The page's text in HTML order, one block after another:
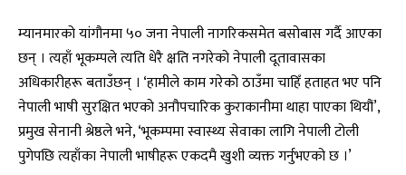
म्यानमारको यांगौनमा ५० जना नेपाली नागरिकसमेत बसोबास गर्दै आएका
छन् । त्यहाँ भूकम्पले त्यति धेरै क्षति नगरेको नेपाली दूतावासका
अधिकारीहरू बताउँछन् । ‘हामीले काम गरेको ठाउँमा चाहिँ हताहत भए पनि
नेपाली भाषी सुरक्षित भएको अनौपचारिक कुराकानीमा थाहा पाएका थियौं’,
प्रमुख सेनानी श्रेष्ठले भने, ‘भूकम्पमा स्वास्थ्य सेवाका लागि नेपाली टोली
पुगेपछि त्यहाँका नेपाली भाषीहरू एकदमै खुशी व्यक्त गर्नुभएको छ ।’